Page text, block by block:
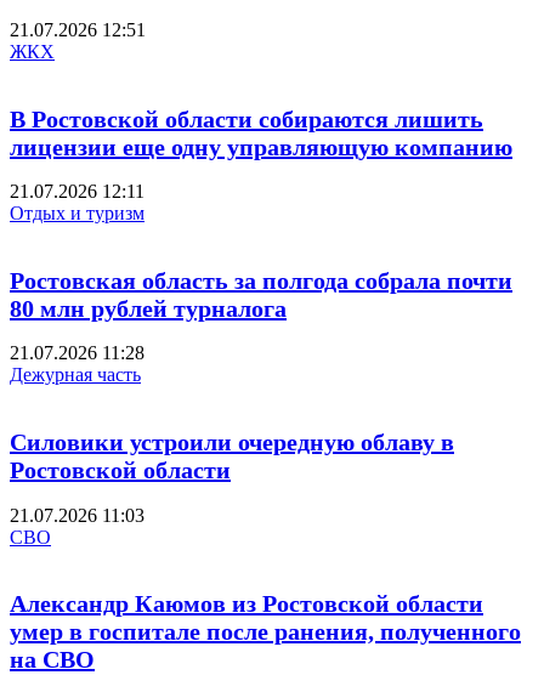
21.07.2026 12:51
ЖКХ
В Ростовской области собираются лишить
лицензии еще одну управляющую компанию
21.07.2026 12:11
Отдых и туризм
Ростовская область за полгода собрала почти
80 млн рублей турналога
21.07.2026 11:28
Дежурная часть
Силовики устроили очередную облаву в
Ростовской области
21.07.2026 11:03
СВО
Александр Каюмов из Ростовской области
умер в госпитале после ранения, полученного
на СВО